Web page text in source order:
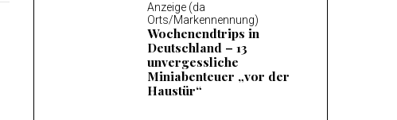
Anzeige (da
Orts/Markennennung)
Wochenendtrips in
Deutschland – 13
unvergessliche
Miniabenteuer „vor der
Haustür“